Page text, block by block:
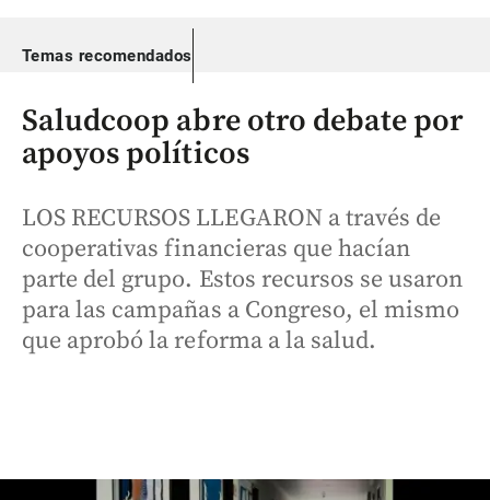
Temas recomendados
Saludcoop abre otro debate por
apoyos políticos
LOS RECURSOS LLEGARON a través de
cooperativas financieras que hacían
parte del grupo. Estos recursos se usaron
para las campañas a Congreso, el mismo
que aprobó la reforma a la salud.